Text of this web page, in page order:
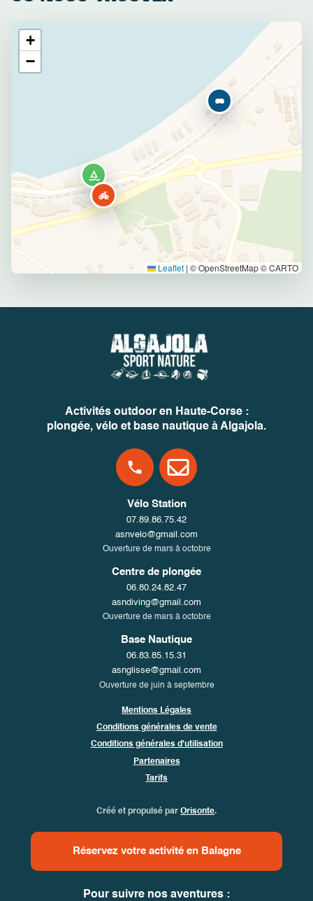
+
−
Leaflet | © OpenStreetMap © CARTO
Activités outdoor en Haute-Corse :
plongée, vélo et base nautique à Algajola.
Vélo Station
07.89.86.75.42
asnvelo@gmail.com
Ouverture de mars à octobre
Centre de plongée
06.80.24.82.47
asndiving@gmail.com
Ouverture de mars à octobre
Base Nautique
06.83.85.15.31
asnglisse@gmail.com
Ouverture de juin à septembre
Mentions Légales
Conditions générales de vente
Conditions générales d'utilisation
Partenaires
Tarifs
Créé et propulsé par Orisonte.
Réservez votre activité en Balagne
Pour suivre nos aventures :